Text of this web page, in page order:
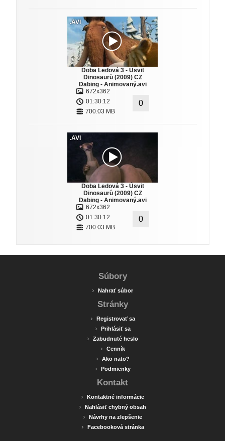
.AVI
Doba Ledová 3 - Úsvit
Dinosaurů (2009) CZ
Dabing - Animovaný.avi
672x362
01:30:12
700.03 MB
0
.AVI
Doba Ledová 3 - Úsvit
Dinosaurů (2009) CZ
Dabing - Animovaný.avi
672x362
01:30:12
700.03 MB
0
Súbory
› Nahrať súbor
Stránky
› Registrovať sa
› Prihlásiť sa
› Zabudnuté heslo
› Cenník
› Ako nato?
› Podmienky
Kontakt
› Kontaktné informácie
› Nahlásiť chybný obsah
› Návrhy na zlepšenie
› Facebooková stránka